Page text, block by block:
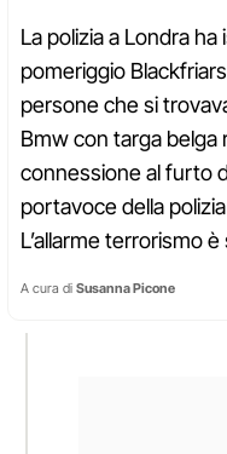
La polizia a Londra
pomeriggio
persone che si
Bmw con targa belga
connessione al furto
portavoce della
L’allarme terrorismo
A cura di Susanna Picone